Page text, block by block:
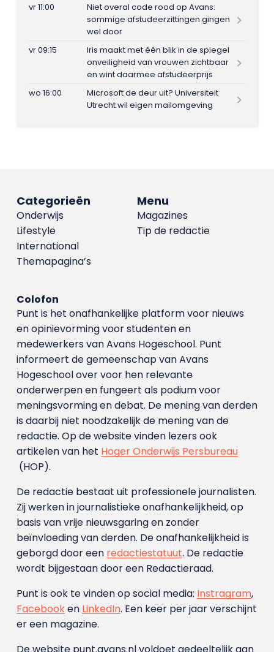
vr 11:00
Niet overal code rood op Avans:
sommige afstudeerzittingen gingen
wel door
vr 09:15
Iris maakt met één blik in de spiegel
onveiligheid van vrouwen zichtbaar
en wint daarmee afstudeerprijs
wo 16:00
Microsoft de deur uit? Universiteit
Utrecht wil eigen mailomgeving
Menu
Magazines
Tip de redactie
Categorieën
Onderwijs
Lifestyle
International
Themapagina’s
Colofon
Punt is het onafhankelijke platform voor nieuws
en opinievorming voor studenten en
medewerkers van Avans Hoge­school. Punt
informeert de gemeenschap van Avans
Hogeschool over voor hen relevante
onderwerpen en fungeert als podium voor
meningsvorming en debat. De mening van derden
is daarbij niet noodzakelijk de mening van de
redactie. Op de website vinden lezers ook
artikelen van het Hoger Onderwijs Persbureau
(HOP).
De redactie bestaat uit professionele journalisten.
Zij werken in journalistieke onafhankelijkheid, op
basis van vrije nieuwsgaring en zonder
beïnvloeding van derden. De onafhankelijkheid is
geborgd door een redactiestatuut. De redactie
wordt bijgestaan door een Redactieraad.
Punt is ook te vinden op social media: Instragram,
Facebooken LinkedIn. Een keer per jaar verschijnt
er een magazine.